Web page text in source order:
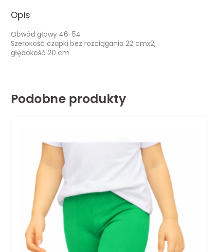
Opis
Obwód głowy 46-54
Szerokość czapki bez rozciągania 22 cmx2,
głębokość 20 cm
Podobne produkty